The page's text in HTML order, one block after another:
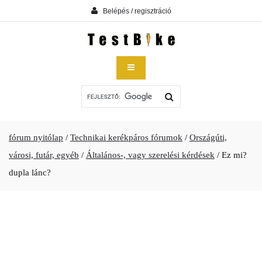
Belépés / regisztráció
fórum nyitólap / Technikai kerékpáros fórumok / Országúti,
városi, futár, egyéb / Általános-, vagy szerelési kérdések / Ez mi?
dupla lánc?